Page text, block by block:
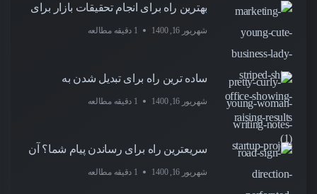
بهترین راه برای انجام تحقیقات بازار برای
شهریور 16, 1400 1 دقیقه مطالعه
ساده ترین راه برای تبدیل شدن به
شهریور 16, 1400 1 دقیقه مطالعه
سریعترین راه برای رساندن پیام شما؟ آن
شهریور 16, 1400 1 دقیقه مطالعه